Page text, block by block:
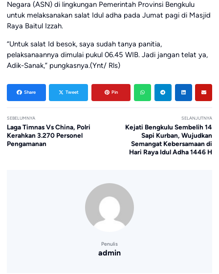
Negara (ASN) di lingkungan Pemerintah Provinsi Bengkulu
untuk melaksanakan salat Idul adha pada Jumat pagi di Masjid
Raya Baitul Izzah.
“Untuk salat Id besok, saya sudah tanya panitia,
pelaksanaannya dimulai pukul 06.45 WIB. Jadi jangan telat ya,
Adik-Sanak,” pungkasnya.(Ynt/ Rls)
Share Tweet Pin
SEBELUMNYA
Laga Timnas Vs China, Polri
Kerahkan 3.270 Personel
Pengamanan
SELANJUTNYA
Kejati Bengkulu Sembelih 14
Sapi Kurban, Wujudkan
Semangat Kebersamaan di
Hari Raya Idul Adha 1446 H
Penulis
admin